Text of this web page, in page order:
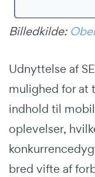
Billedkilde:
Udnyttelse af
mulighed for at
indhold til
oplevelser,
bred vifte af